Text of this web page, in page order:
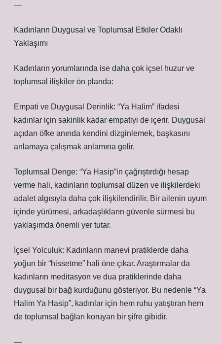
—
Kadınların Duygusal ve Toplumsal Etkiler Odaklı
Yaklaşımı
Kadınların yorumlarında ise daha çok içsel huzur ve
toplumsal ilişkiler ön planda:
Empati ve Duygusal Derinlik: “Ya Halim” ifadesi
kadınlar için sakinlik kadar empatiyi de içerir. Duygusal
açıdan öfke anında kendini dizginlemek, başkasını
anlamaya çalışmak anlamına gelir.
Toplumsal Denge: “Ya Hasip”in çağrıştırdığı hesap
verme hali, kadınların toplumsal düzen ve ilişkilerdeki
adalet algısıyla daha çok ilişkilendirilir. Bir ailenin uyum
içinde yürümesi, arkadaşlıkların güvenle sürmesi bu
yaklaşımda önemli yer tutar.
İçsel Yolculuk: Kadınların manevi pratiklerde daha
yoğun bir “hissetme” hali öne çıkar. Araştırmalar da
kadınların meditasyon ve dua pratiklerinde daha
duygusal bir bağ kurduğunu gösteriyor. Bu nedenle “Ya
Halim Ya Hasip”, kadınlar için hem ruhu yatıştıran hem
de toplumsal bağları koruyan bir şifre gibidir.
—